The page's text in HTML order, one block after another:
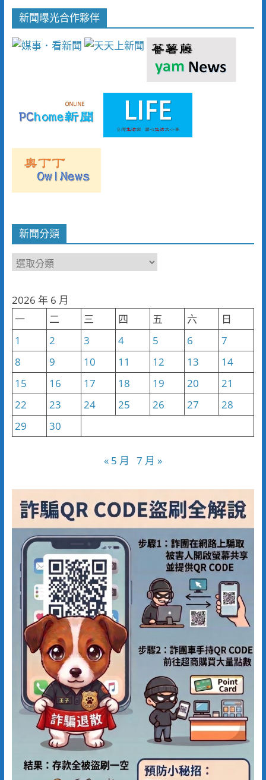
新聞曝光合作夥伴
新聞分類
新
類
2026 年 6 月
一
二 三 四 五 六
日
1
2 3 4 5 6
7
8
9 10 11 12 13
14
15
16 17 18 19 20
21
22
23 24 25 26 27
28
29
30
« 5 月 7 月 »